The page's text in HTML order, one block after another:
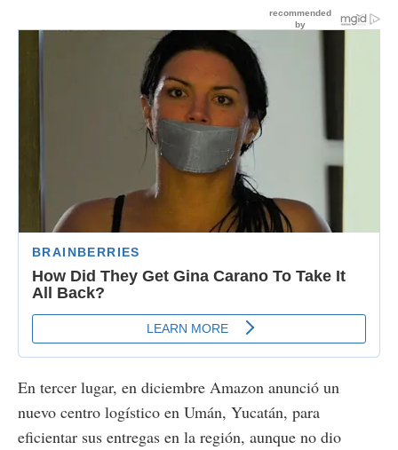
En tercer lugar, en diciembre Amazon anunció un
nuevo centro logístico en Umán, Yucatán, para
eficientar sus entregas en la región, aunque no dio